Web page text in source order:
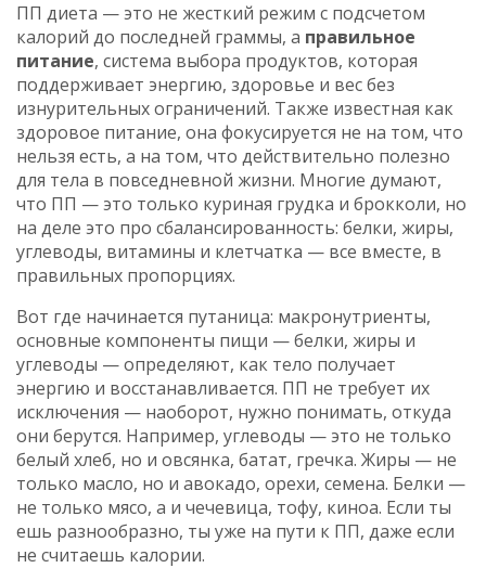
ПП диета — это не жесткий режим с подсчетом
калорий до последней граммы, а правильное
питание, система выбора продуктов, которая
поддерживает энергию, здоровье и вес без
изнурительных ограничений. Также известная как
здоровое питание, она фокусируется не на том, что
нельзя есть, а на том, что действительно полезно
для тела в повседневной жизни. Многие думают,
что ПП — это только куриная грудка и брокколи, но
на деле это про сбалансированность: белки, жиры,
углеводы, витамины и клетчатка — все вместе, в
правильных пропорциях.
Вот где начинается путаница: макронутриенты,
основные компоненты пищи — белки, жиры и
углеводы — определяют, как тело получает
энергию и восстанавливается. ПП не требует их
исключения — наоборот, нужно понимать, откуда
они берутся. Например, углеводы — это не только
белый хлеб, но и овсянка, батат, гречка. Жиры — не
только масло, но и авокадо, орехи, семена. Белки —
не только мясо, а и чечевица, тофу, киноа. Если ты
ешь разнообразно, ты уже на пути к ПП, даже если
не считаешь калории.